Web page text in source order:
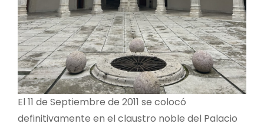
El 11 de Septiembre de 2011 se colocó
definitivamente en el claustro noble del Palacio